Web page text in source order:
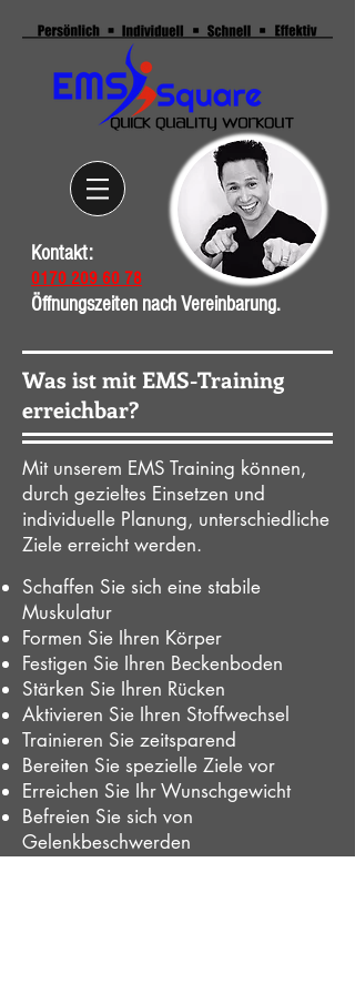
0170 209 60 78
Öffnungszeiten nach Vereinbarung.
Kontakt:
Was ist mit EMS-Training
erreichbar?
Mit unserem EMS Training können,
durch gezieltes Einsetzen und
individuelle Planung, unterschiedliche
Ziele erreicht werden.
Schaffen Sie sich eine stabile
Muskulatur
Formen Sie Ihren Körper
Festigen Sie Ihren Beckenboden
Stärken Sie Ihren Rücken
Aktivieren Sie Ihren Stoffwechsel
Trainieren Sie zeitsparend
Bereiten Sie spezielle Ziele vor
Erreichen Sie Ihr Wunschgewicht
Befreien Sie sich von
Gelenkbeschwerden